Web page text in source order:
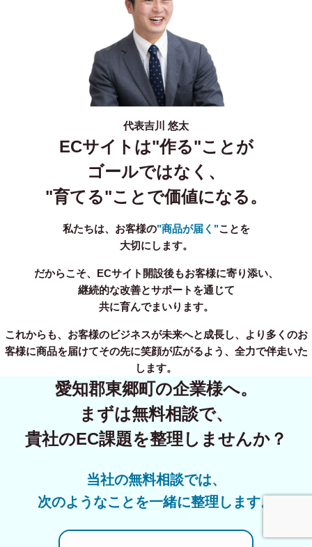
代表吉川 悠太
ECサイトは"作る"ことが
ゴールではなく、
"育てる"ことで価値になる。
私たちは、お客様の"商品が届く"ことを
大切にします。
だからこそ、ECサイト開設後もお客様に寄り添い、
継続的な改善とサポートを通じて
共に育んでまいります。
これからも、お客様のビジネスが未来へと成長し、より多くのお
客様に商品を届けてその先に笑顔が広がるよう、全力で伴走いた
します。
愛知郡東郷町の企業様へ。
まずは無料相談で、
貴社のEC課題を整理しませんか？
当社の無料相談では、
次のようなことを一緒に整理します。
事業内容 無料相談